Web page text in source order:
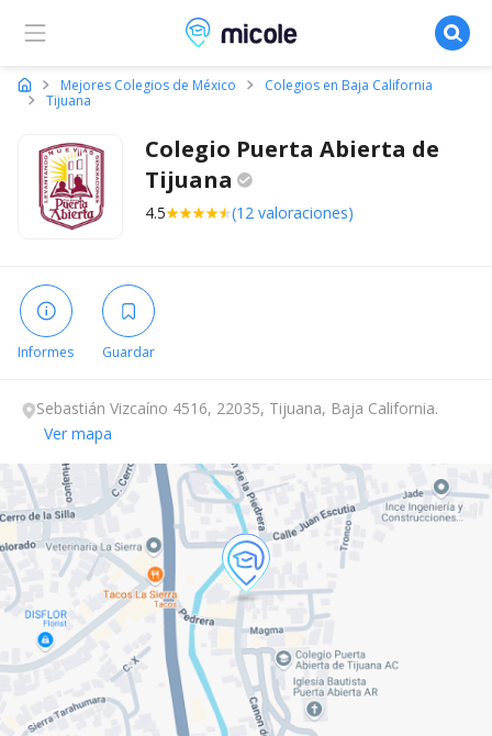
Micole, buscador de colegios
Mejores Colegios de México
Colegios en Baja California
Tijuana
Colegio Puerta Abierta de
Tijuana
4.5 (12 valoraciones)
Informes Guardar
Sebastián Vizcaíno 4516, 22035, Tijuana, Baja California.
Ver mapa